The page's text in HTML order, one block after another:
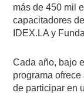
más de 450 mil
capacitadores
IDEX.LA y
Cada año, bajo
programa
de participar en